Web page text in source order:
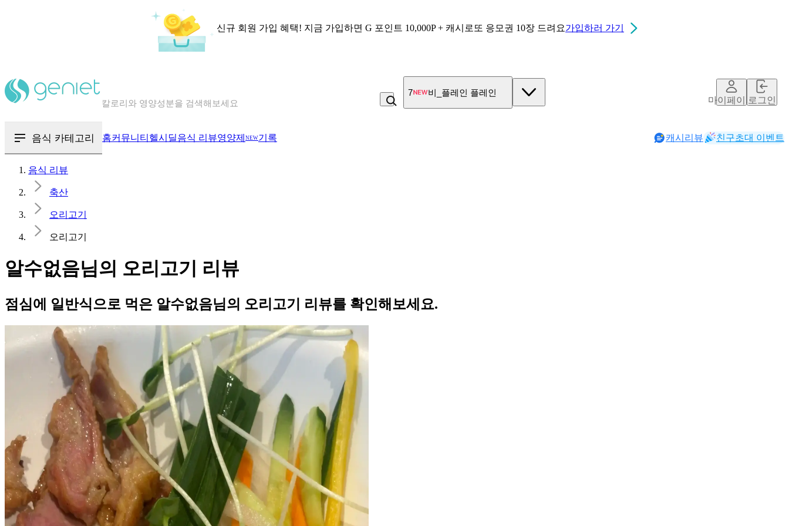
신규 회원 가입 혜택! 지금 가입하면 G 포인트 10,000P + 캐시로또 응모권 10장 드려요가입하러 가기
혈당 · 다이어트 음식 검색해보세요
7 비_플레인 플레인
마이페이지로그인
음식 카테고리 홈커뮤니티 헬시딜음식 리뷰영양제 NEW기록 캐시리뷰 친구초대 이벤트
음식 리뷰
축산
오리고기
오리고기
알수없음님의 오리고기 리뷰
점심에 일반식으로 먹은 알수없음님의 오리고기 리뷰를 확인해보세요.